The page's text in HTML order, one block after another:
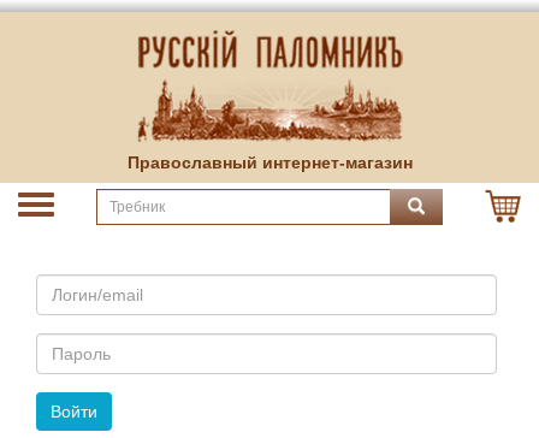
Православный интернет-магазин
Email
Пароль
Войти